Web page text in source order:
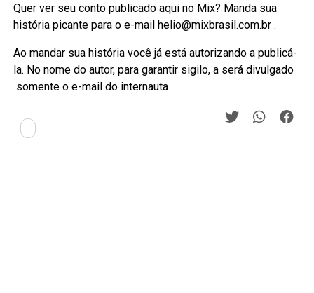
Quer ver seu conto publicado aqui no Mix? Manda sua
história picante para o e-mail helio@mixbrasil.com.br .
Ao mandar sua história você já está autorizando a publicá-
la. No nome do autor, para garantir sigilo, a será divulgado
somente o e-mail do internauta .